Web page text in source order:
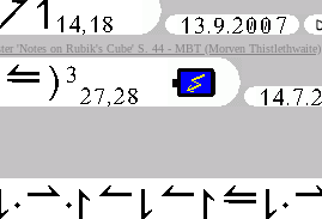
'Notes on Rubik's Cube' S. 44 - MBT (Morven Thistlethwaite)